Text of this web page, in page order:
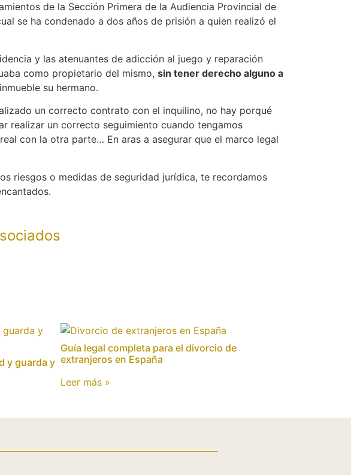
de la Sección Primera de la Audiencia Provincial de
se ha condenado a dos años de prisión a quien realizó el
y las atenuantes de adicción al juego y reparación
como propietario del mismo, sin tener derecho alguno a
su hermano.
un correcto contrato con el inquilino, no hay porqué
realizar un correcto seguimiento cuando tengamos
con la otra parte… En aras a asegurar que el marco legal
riesgos o medidas de seguridad jurídica, te recordamos
y guarda y
Guía legal completa para el divorcio de
extranjeros en España
Leer más »